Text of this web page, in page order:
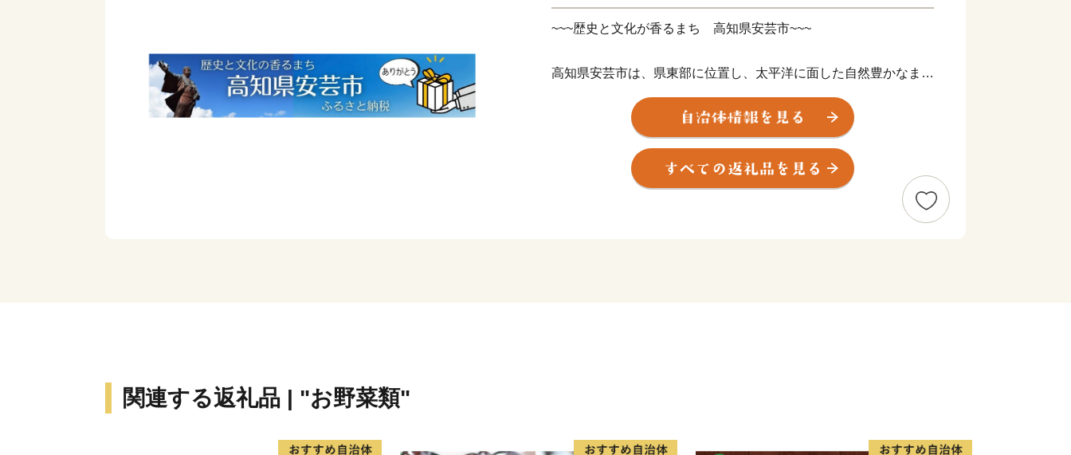
~~~歴史と文化が香るまち 高知県安芸市~~~
高知県安芸市は、県東部に位置し、太平洋に面した自然豊かなまち
海と山の大自然の恵みをたっぷりうけて、豊かな人と特産品を育ん
ちりめんじゃこに、幻の地鶏土佐ジロー、土佐文旦に、マンゴーと
美味しいもんがたくさん！
関連する返礼品 | "お野菜類"